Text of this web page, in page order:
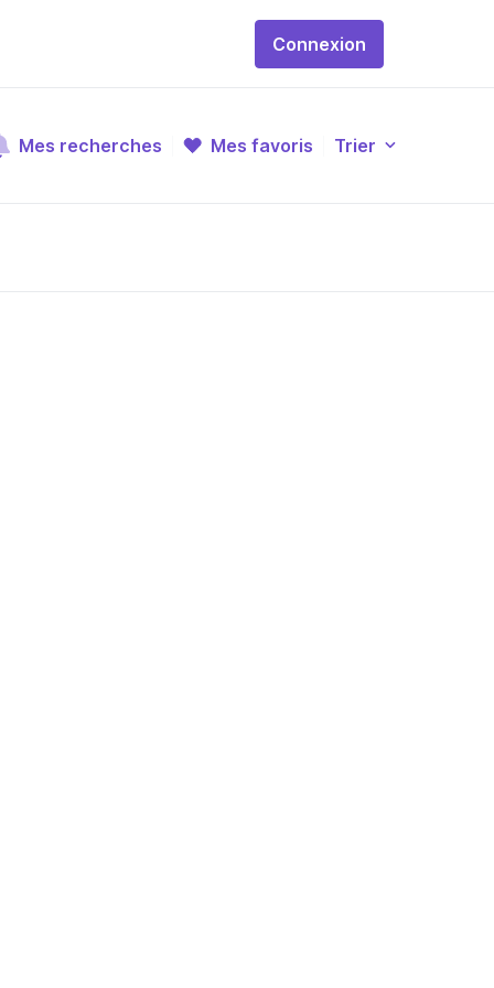
Connexion
Mes recherches Mes favoris Trier